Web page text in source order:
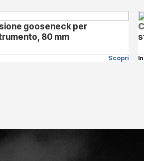
gooseneck per
80 mm
Scopri